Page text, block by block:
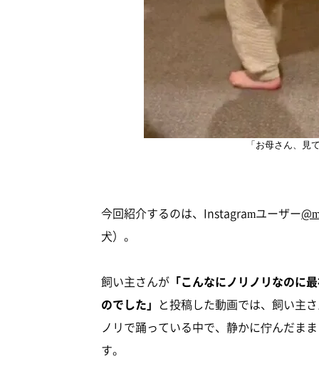
「お母さん、見
今回紹介するのは、Instagramユーザー
犬）。
飼い主さんが 「こんなにノリノリなのに
のでした」 と投稿した動画では、飼い主
ノリで踊っている中で、静かに佇んだま
す。